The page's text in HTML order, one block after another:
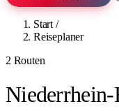
Start /
Reiseplaner
2 Routen
Niederrhein-